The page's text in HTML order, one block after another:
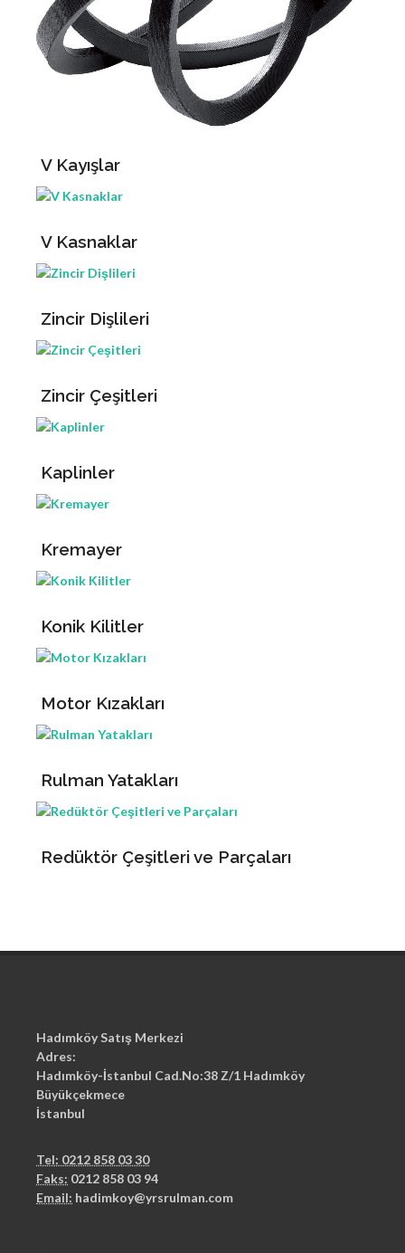
V Kayışlar
V Kasnaklar
Zincir Dişlileri
Zincir Çeşitleri
Kaplinler
Kremayer
Konik Kilitler
Motor Kızakları
Rulman Yatakları
Redüktör Çeşitleri ve Parçaları
Hadımköy Satış Merkezi
Adres:
Hadımköy-İstanbul Cad.No:38 Z/1 Hadımköy
Büyükçekmece
İstanbul
Tel: 0212 858 03 30
Faks: 0212 858 03 94
Email: hadimkoy@yrsrulman.com